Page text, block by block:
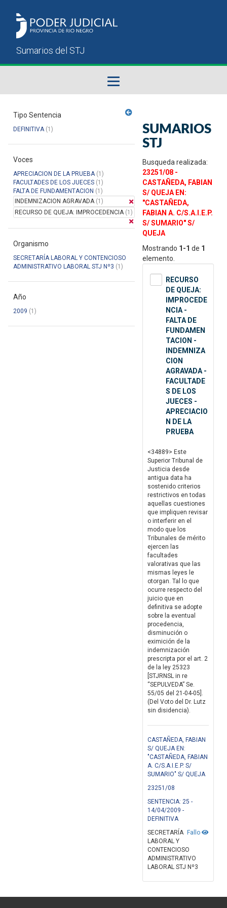
Sumarios del STJ
Manual del Usuario
Tipo Sentencia
DEFINITIVA(1)
Voces
APRECIACION DE LA PRUEBA(1)
FACULTADES DE LOS JUECES (1)
FALTA DE FUNDAMENTACION (1)
INDEMNIZACION AGRAVADA(1)
RECURSO DE QUEJA: IMPROCEDENCIA(1)
Organismo
SECRETARÍA LABORAL Y CONTENCIOSO
ADMINISTRATIVO LABORAL STJ Nº3 (1)
Año
2009 (1)
SUMARIOS
STJ
Busqueda realizada:
23251/08 -
CASTAÑEDA, FABIAN
S/ QUEJA EN:
"CASTAÑEDA,
FABIAN A. C/S.A.I.E.P.
S/ SUMARIO" S/
QUEJA
Mostrando 1-1 de 1
elemento.
RECURSO
DE QUEJA:
IMPROCEDE
NCIA -
FALTA DE
FUNDAMEN
TACION -
INDEMNIZA
CION
AGRAVADA -
FACULTADE
S DE LOS
JUECES -
APRECIACIO
N DE LA
PRUEBA
<34889> Este
Superior Tribunal de
Justicia desde
antigua data ha
sostenido criterios
restrictivos en todas
aquellas cuestiones
que impliquen revisar
o interferir en el
modo que los
Tribunales de mérito
ejercen las
facultades
valorativas que las
mismas leyes le
otorgan. Tal lo que
ocurre respecto del
juicio que en
definitiva se adopte
sobre la eventual
procedencia,
disminución o
eximición de la
indemnización
prescripta por el art. 2
de la ley 25323
[STJRNSL in re
“SEPULVEDA” Se.
55/05 del 21-04-05].
(Del Voto del Dr. Lutz
sin disidencia).
CASTAÑEDA, FABIAN
S/ QUEJA EN:
"CASTAÑEDA, FABIAN
A. C/S.A.I.E.P. S/
SUMARIO" S/ QUEJA
23251/08
SENTENCIA: 25 -
14/04/2009 -
DEFINITIVA
Fallo
SECRETARÍA
LABORAL Y
CONTENCIOSO
ADMINISTRATIVO
LABORAL STJ Nº3